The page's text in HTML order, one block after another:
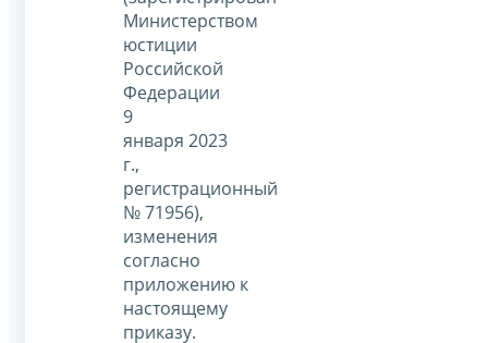
Министерством
юстиции
Российской
Федерации
9
января 2023
г.,
регистрационный
№ 71956),
изменения
согласно
приложению к
настоящему
приказу.